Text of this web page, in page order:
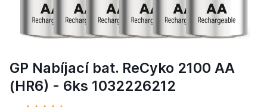
GP Nabíjací bat. ReCyko 2100 AA
(HR6) - 6ks 1032226212